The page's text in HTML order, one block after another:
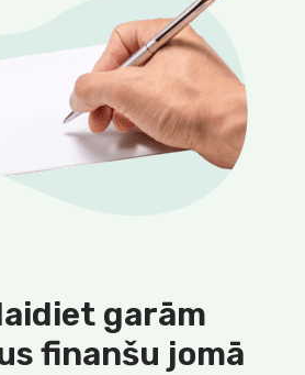
garām
finanšu jomā